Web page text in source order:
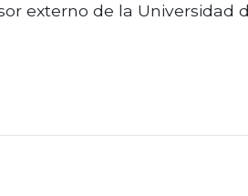
externo de la Universidad